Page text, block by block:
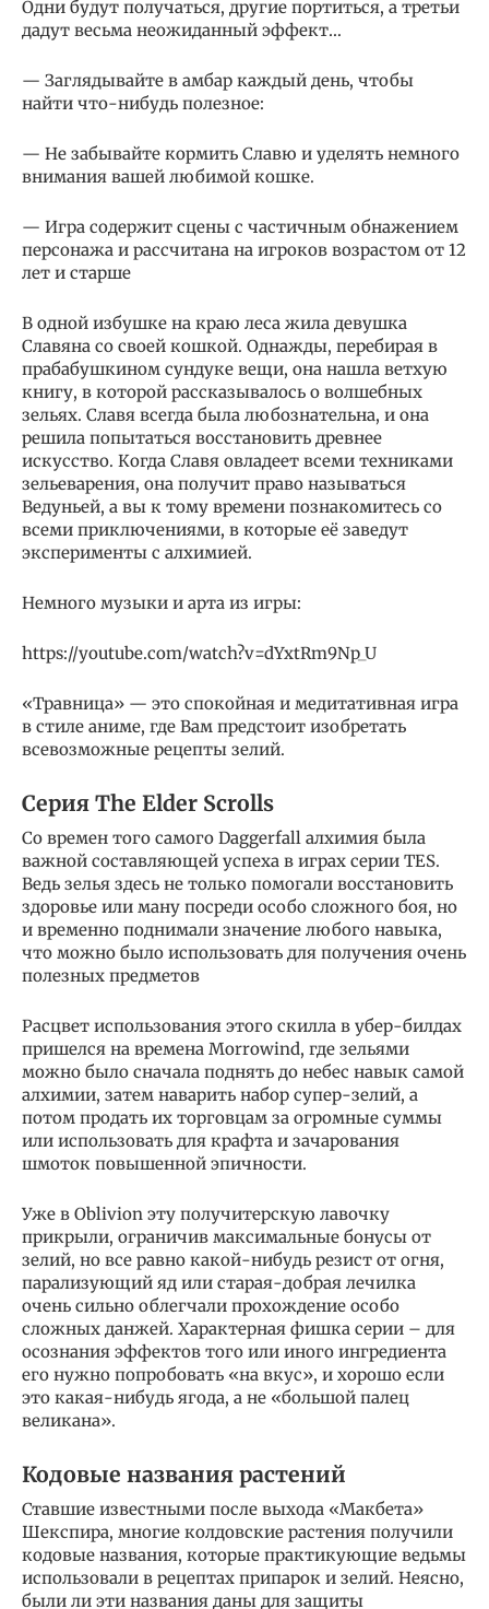
Одни будут получаться, другие портиться, а третьи
дадут весьма неожиданный эффект…
— Заглядывайте в амбар каждый день, чтобы
найти что-нибудь полезное:
— Не забывайте кормить Славю и уделять немного
внимания вашей любимой кошке.
— Игра содержит сцены с частичным обнажением
персонажа и рассчитана на игроков возрастом от 12
лет и старше
В одной избушке на краю леса жила девушка
Славяна со своей кошкой. Однажды, перебирая в
прабабушкином сундуке вещи, она нашла ветхую
книгу, в которой рассказывалось о волшебных
зельях. Славя всегда была любознательна, и она
решила попытаться восстановить древнее
искусство. Когда Славя овладеет всеми техниками
зельеварения, она получит право называться
Ведуньей, а вы к тому времени познакомитесь со
всеми приключениями, в которые её заведут
эксперименты с алхимией.
Немного музыки и арта из игры:
https://youtube.com/watch?v=dYxtRm9Np_U
«Травница» — это спокойная и медитативная игра
в стиле аниме, где Вам предстоит изобретать
всевозможные рецепты зелий.
Серия The Elder Scrolls
Со времен того самого Daggerfall алхимия была
важной составляющей успеха в играх серии TES.
Ведь зелья здесь не только помогали восстановить
здоровье или ману посреди особо сложного боя, но
и временно поднимали значение любого навыка,
что можно было использовать для получения очень
полезных предметов
Расцвет использования этого скилла в убер-билдах
пришелся на времена Morrowind, где зельями
можно было сначала поднять до небес навык самой
алхимии, затем наварить набор супер-зелий, а
потом продать их торговцам за огромные суммы
или использовать для крафта и зачарования
шмоток повышенной эпичности.
Уже в Oblivion эту получитерскую лавочку
прикрыли, ограничив максимальные бонусы от
зелий, но все равно какой-нибудь резист от огня,
парализующий яд или старая-добрая лечилка
очень сильно облегчали прохождение особо
сложных данжей. Характерная фишка серии – для
осознания эффектов того или иного ингредиента
его нужно попробовать «на вкус», и хорошо если
это какая-нибудь ягода, а не «большой палец
великана».
Кодовые названия растений
Ставшие известными после выхода «Макбета»
Шекспира, многие колдовские растения получили
кодовые названия, которые практикующие ведьмы
использовали в рецептах припарок и зелий. Неясно,
были ли эти названия даны для защиты